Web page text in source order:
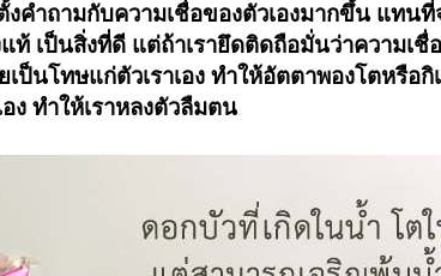
คำถามกับความเชื่อของตัวเองมากขึ้น แทนที่
ท้ เป็นสิ่งที่ดี แต่ถ้าเรายึดติดถือมั่นว่าความเชื่
ป็นโทษแก่ตัวเราเอง ทำให้อัตตาพองโตหรือกิ
ง ทำให้เราหลงตัวลืมตน